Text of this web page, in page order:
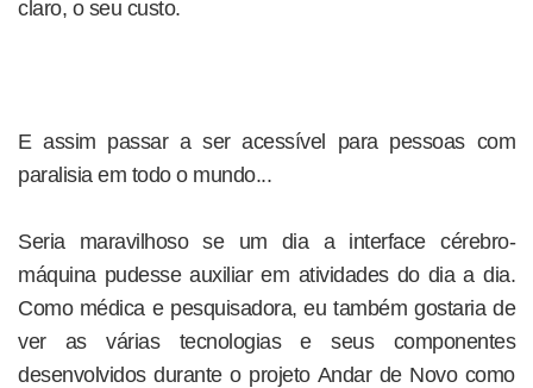
claro, o seu custo.
E assim passar a ser acessível para pessoas com
paralisia em todo o mundo...
Seria maravilhoso se um dia a interface cérebro-
máquina pudesse auxiliar em atividades do dia a dia.
Como médica e pesquisadora, eu também gostaria de
ver as várias tecnologias e seus componentes
desenvolvidos durante o projeto Andar de Novo como